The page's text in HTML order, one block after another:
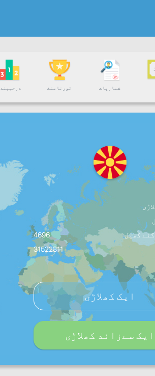
شماریات ٹورنامنٹ
کھیل
4696
31522811
ایک کھلاڑی
ایک سےزائد کھلاڑی